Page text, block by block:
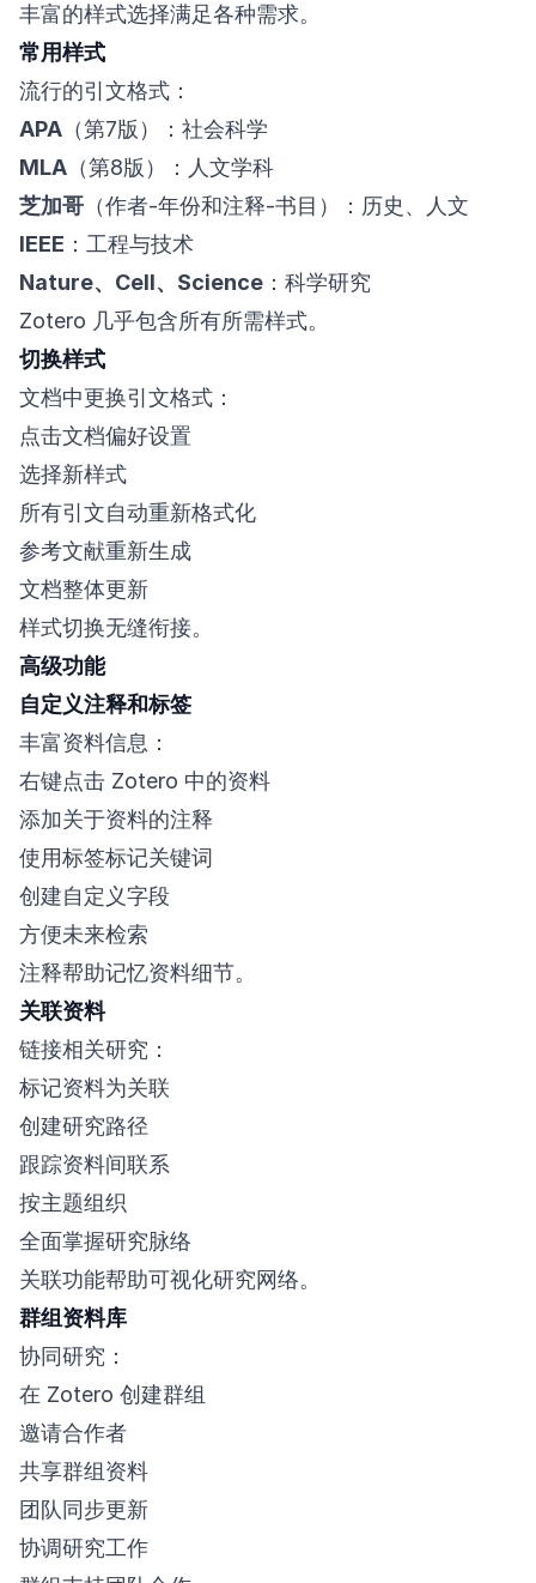
丰富的样式选择满足各种需求。
常用样式
流行的引文格式：
APA （第7版）：社会科学
MLA （第8版）：人文学科
芝加哥 （作者-年份和注释-书目）：历史、人文
IEEE ：工程与技术
Nature、Cell、Science ：科学研究
Zotero 几乎包含所有所需样式。
切换样式
文档中更换引文格式：
点击文档偏好设置
选择新样式
所有引文自动重新格式化
参考文献重新生成
文档整体更新
样式切换无缝衔接。
高级功能
自定义注释和标签
丰富资料信息：
右键点击 Zotero 中的资料
添加关于资料的注释
使用标签标记关键词
创建自定义字段
方便未来检索
注释帮助记忆资料细节。
关联资料
链接相关研究：
标记资料为关联
创建研究路径
跟踪资料间联系
按主题组织
全面掌握研究脉络
关联功能帮助可视化研究网络。
群组资料库
协同研究：
在 Zotero 创建群组
邀请合作者
共享群组资料
团队同步更新
协调研究工作